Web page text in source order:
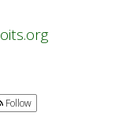
Follow